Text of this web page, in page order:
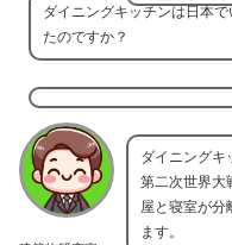
ダイニングキッチンは日本
たのですか？
ダイニングキ
第二次世界大
屋と寝室が分
ます。